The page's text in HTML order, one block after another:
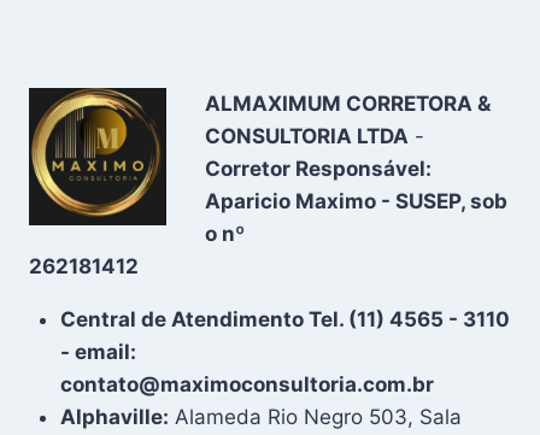
ALMAXIMUM CORRETORA &
CONSULTORIA LTDA -
Corretor Responsável:
Aparicio Maximo - SUSEP, sob
o nº
262181412
Central de Atendimento Tel. (11) 4565 - 3110
- email:
contato@maximoconsultoria.com.br
Alphaville: Alameda Rio Negro 503, Sala